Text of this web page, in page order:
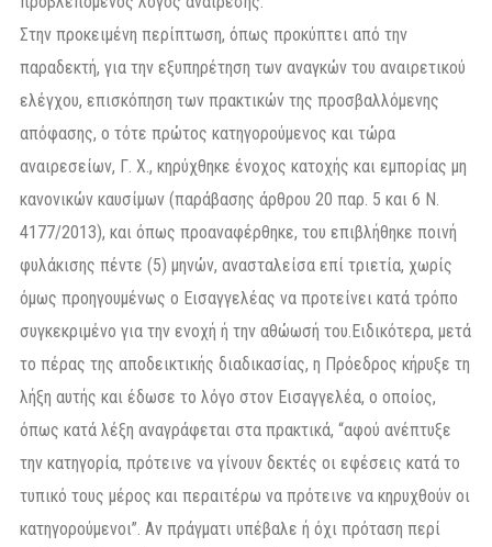
Στην προκειμένη περίπτωση, όπως προκύπτει από την
παραδεκτή, για την εξυπηρέτηση των αναγκών του αναιρετικού
ελέγχου, επισκόπηση των πρακτικών της προσβαλλόμενης
απόφασης, ο τότε πρώτος κατηγορούμενος και τώρα
αναιρεσείων, Γ. Χ., κηρύχθηκε ένοχος κατοχής και εμπορίας μη
κανονικών καυσίμων (παράβασης άρθρου 20 παρ. 5 και 6 Ν.
4177/2013), και όπως προαναφέρθηκε, του επιβλήθηκε ποινή
φυλάκισης πέντε (5) μηνών, ανασταλείσα επί τριετία, χωρίς
όμως προηγουμένως ο Εισαγγελέας να προτείνει κατά τρόπο
συγκεκριμένο για την ενοχή ή την αθώωσή του.Ειδικότερα, μετά
το πέρας της αποδεικτικής διαδικασίας, η Πρόεδρος κήρυξε τη
λήξη αυτής και έδωσε το λόγο στον Εισαγγελέα, ο οποίος,
όπως κατά λέξη αναγράφεται στα πρακτικά, “αφού ανέπτυξε
την κατηγορία, πρότεινε να γίνουν δεκτές οι εφέσεις κατά το
τυπικό τους μέρος και περαιτέρω να πρότεινε να κηρυχθούν οι
κατηγορούμενοι”. Αν πράγματι υπέβαλε ή όχι πρόταση περί